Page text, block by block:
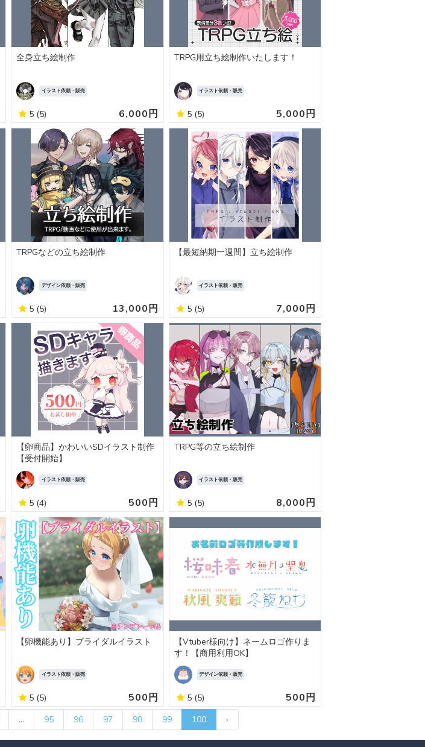
全身立ち絵制作
イラスト依頼・販売
5 (5) 6,000円
TRPG用立ち絵制作いたします！
イラスト依頼・販売
5 (5) 5,000円
TRPGなどの立ち絵制作
デザイン依頼・販売
5 (5) 13,000円
【最短納期一週間】立ち絵制作
イラスト依頼・販売
5 (5) 7,000円
【卵商品】かわいいSDイラスト制作
【受付開始】
イラスト依頼・販売
5 (4) 500円
TRPG等の立ち絵制作
イラスト依頼・販売
5 (5) 8,000円
【卵機能あり】ブライダルイラスト
イラスト依頼・販売
5 (5) 500円
【Vtuber様向け】ネームロゴ作りま
す！【商用利用OK】
デザイン依頼・販売
5 (5) 500円
... 95 96 97 98 99 100 ›